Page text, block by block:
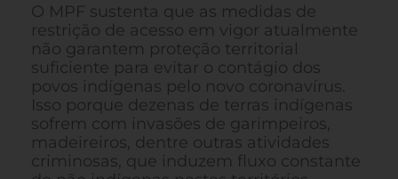
O MPF sustenta que as medidas de
restrição de acesso em vigor atualmente
não garantem proteção territorial
suficiente para evitar o contágio dos
povos indígenas pelo novo coronavírus.
Isso porque dezenas de terras indígenas
sofrem com invasões de garimpeiros,
madeireiros, dentre outras atividades
criminosas, que induzem fluxo constante